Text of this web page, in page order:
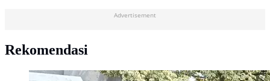
Advertisement
Rekomendasi